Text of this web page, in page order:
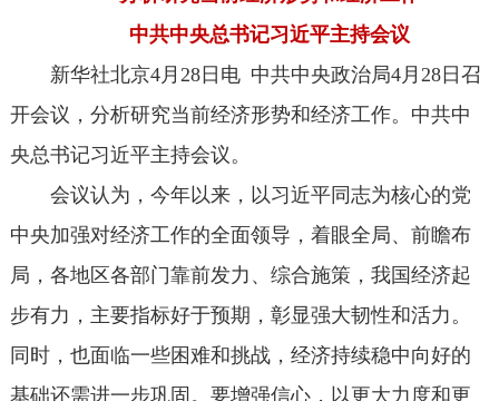
中共中央总书记习近平主持会议
新华社北京4月28日电 中共中央政治局4月28日召
开会议，分析研究当前经济形势和经济工作。中共中
央总书记习近平主持会议。
会议认为，今年以来，以习近平同志为核心的党
中央加强对经济工作的全面领导，着眼全局、前瞻布
局，各地区各部门靠前发力、综合施策，我国经济起
步有力，主要指标好于预期，彰显强大韧性和活力。
同时，也面临一些困难和挑战，经济持续稳中向好的
基础还需进一步巩固。要增强信心，以更大力度和更